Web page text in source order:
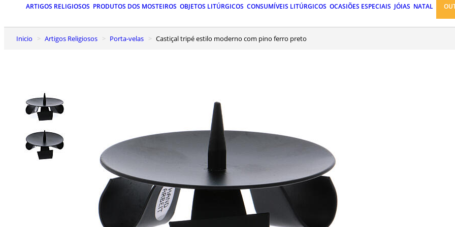
ARTIGOS RELIGIOSOS PRODUTOS DOS MOSTEIROS OBJETOS LITÚRGICOS CONSUMÍVEIS LITÚRGICOS OCASIÕES ESPECIAIS JÓIAS NATAL
Inicio Artigos Religiosos Porta-velas Castiçal tripé estilo moderno com pino ferro preto